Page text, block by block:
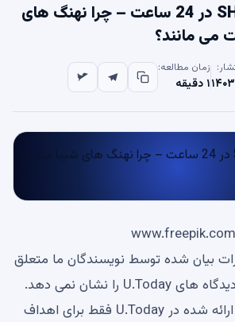
1.99 تریلیون SHIB در 24 ساعت – چرا نهنگ های
می مانند؟
زمان مطالعه:
۱ دقیقه
بیان شده توسط نویسندگان ما متعلق
به خودشان است و دیدگاه های U.Today را نشان نمی دهد.
اطلاعات مالی و بازار ارائه شده در U.Today فقط برای اهداف